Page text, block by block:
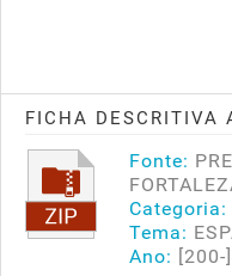
FICHA DESCRITIVA
Fonte:
Categoria:
Tema:
Ano: [200-]